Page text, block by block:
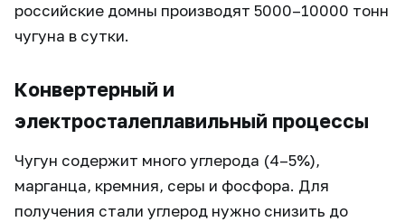
российские домны производят 5000–10000 тонн
чугуна в сутки.
Конвертерный и
электросталеплавильный процессы
Чугун содержит много углерода (4–5%),
марганца, кремния, серы и фосфора. Для
получения стали углерод нужно снизить до